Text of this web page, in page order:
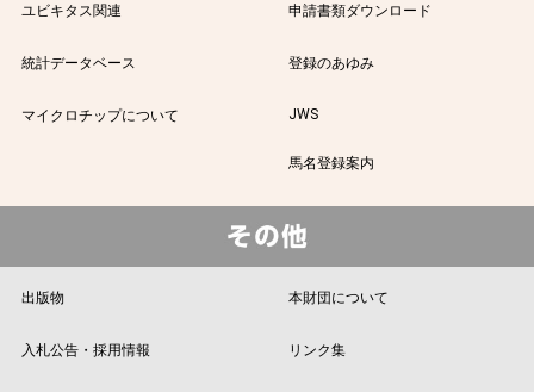
ユビキタス関連 申請書類ダウンロード
統計データベース 登録のあゆみ
マイクロチップについて JWS
馬名登録案内
出版物 本財団について
入札公告・採用情報 リンク集